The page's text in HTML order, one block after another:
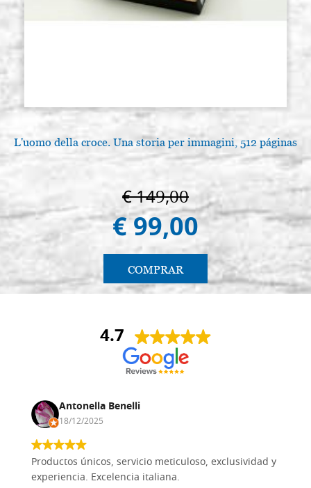
L'uomo della croce. Una storia per immagini, 512 páginas
€ 149,00
€ 99,00
COMPRAR
4.7
Antonella Benelli
18/12/2025
Productos únicos, servicio meticuloso, exclusividad y
experiencia. Excelencia italiana.